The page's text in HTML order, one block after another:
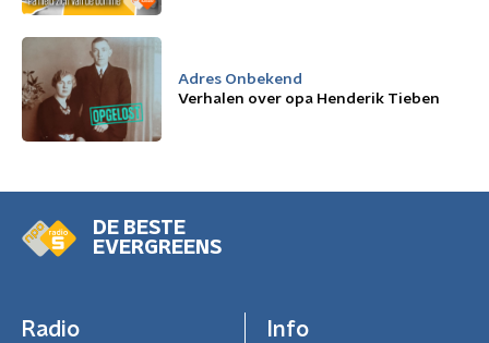
Adres Onbekend
Verhalen over opa Henderik Tieben
DE BESTE
EVERGREENS
Radio Info